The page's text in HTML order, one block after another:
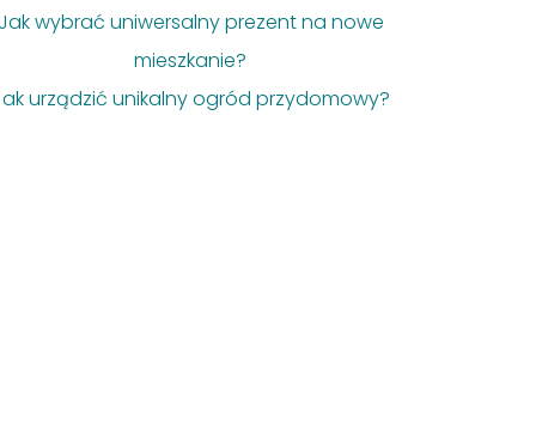
wybrać uniwersalny prezent na nowe
mieszkanie?
urządzić unikalny ogród przydomowy?